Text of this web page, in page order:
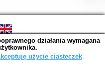
(2026-07-24)
0,0014 s.
działania wymagana
użycie ciasteczek